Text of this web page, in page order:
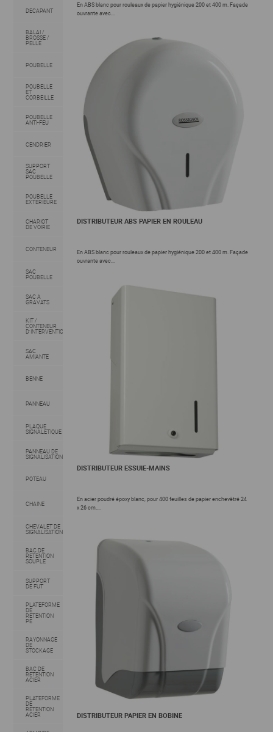
DECAPANT
BALAI /
BROSSE /
PELLE
POUBELLE
POUBELLE
ET
CORBEILLE
POUBELLE
ANTI-FEU
CENDRIER
SUPPORT
SAC
POUBELLE
POUBELLE
EXTERIEURE
CHARIOT
DE VOIRIE
CONTENEUR
SAC
POUBELLE
SAC A
GRAVATS
KIT /
CONTENEUR
D'INTERVENTION
SAC
AMIANTE
BENNE
PANNEAU
PLAQUE
SIGNALETIQUE
PANNEAU DE
SIGNALISATION
POTEAU
CHAINE
CHEVALET DE
SIGNALISATION
BAC DE
RETENTION
SOUPLE
SUPPORT
DE FUT
PLATEFORME
DE
RETENTION
PE
RAYONNAGE
DE
STOCKAGE
BAC DE
RETENTION
ACIER
PLATEFORME
DE
RETENTION
ACIER
En ABS blanc pour rouleaux de papier hygiénique 200 et 400 m. Façade
ouvrante avec...
DISTRIBUTEUR ABS PAPIER EN ROULEAU
En ABS blanc pour rouleaux de papier hygiénique 200 et 400 m. Façade
ouvrante avec...
DISTRIBUTEUR ESSUIE-MAINS
En acier poudré époxy blanc, pour 400 feuilles de papier enchevêtré 24
x 26 cm....
DISTRIBUTEUR PAPIER EN BOBINE